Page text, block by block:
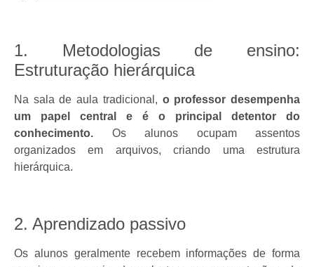
1. Metodologias de ensino:
Estruturação hierárquica
Na sala de aula tradicional, o professor desempenha
um papel central e é o principal detentor do
conhecimento. Os alunos ocupam assentos
organizados em arquivos, criando uma estrutura
hierárquica.
2. Aprendizado passivo
Os alunos geralmente recebem informações de forma